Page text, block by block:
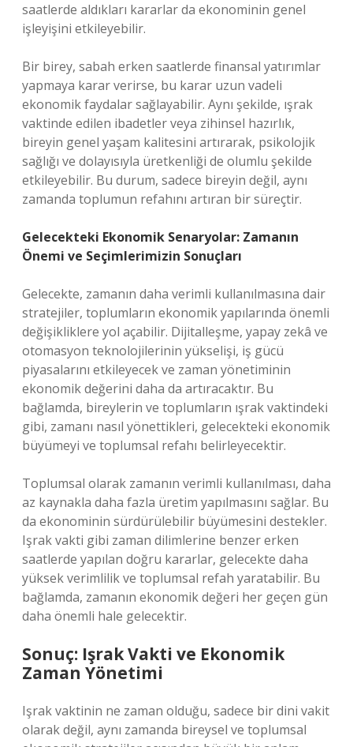
saatlerde aldıkları kararlar da ekonominin genel
işleyişini etkileyebilir.
Bir birey, sabah erken saatlerde finansal yatırımlar
yapmaya karar verirse, bu karar uzun vadeli
ekonomik faydalar sağlayabilir. Aynı şekilde, ışrak
vaktinde edilen ibadetler veya zihinsel hazırlık,
bireyin genel yaşam kalitesini artırarak, psikolojik
sağlığı ve dolayısıyla üretkenliği de olumlu şekilde
etkileyebilir. Bu durum, sadece bireyin değil, aynı
zamanda toplumun refahını artıran bir süreçtir.
Gelecekteki Ekonomik Senaryolar: Zamanın
Önemi ve Seçimlerimizin Sonuçları
Gelecekte, zamanın daha verimli kullanılmasına dair
stratejiler, toplumların ekonomik yapılarında önemli
değişikliklere yol açabilir. Dijitalleşme, yapay zekâ ve
otomasyon teknolojilerinin yükselişi, iş gücü
piyasalarını etkileyecek ve zaman yönetiminin
ekonomik değerini daha da artıracaktır. Bu
bağlamda, bireylerin ve toplumların ışrak vaktindeki
gibi, zamanı nasıl yönettikleri, gelecekteki ekonomik
büyümeyi ve toplumsal refahı belirleyecektir.
Toplumsal olarak zamanın verimli kullanılması, daha
az kaynakla daha fazla üretim yapılmasını sağlar. Bu
da ekonominin sürdürülebilir büyümesini destekler.
Işrak vakti gibi zaman dilimlerine benzer erken
saatlerde yapılan doğru kararlar, gelecekte daha
yüksek verimlilik ve toplumsal refah yaratabilir. Bu
bağlamda, zamanın ekonomik değeri her geçen gün
daha önemli hale gelecektir.
Sonuç: Işrak Vakti ve Ekonomik
Zaman Yönetimi
Işrak vaktinin ne zaman olduğu, sadece bir dini vakit
olarak değil, aynı zamanda bireysel ve toplumsal